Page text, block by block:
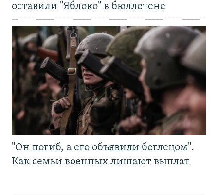
оставили "Яблоко" в бюллетене
"Он погиб, а его объявили беглецом".
Как семьи военных лишают выплат